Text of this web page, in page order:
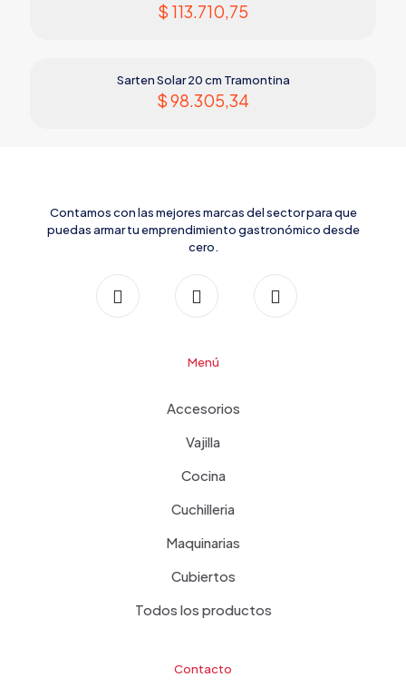
$ 113.710,75
Sarten Solar 20 cm Tramontina
$98.305,34
Contamos con las mejores marcas del sector para que
puedas armar tu emprendimiento gastronómico desde
cero.
Menú
Accesorios
Vajilla
Cocina
Cuchilleria
Maquinarias
Cubiertos
Todos los productos
Contacto